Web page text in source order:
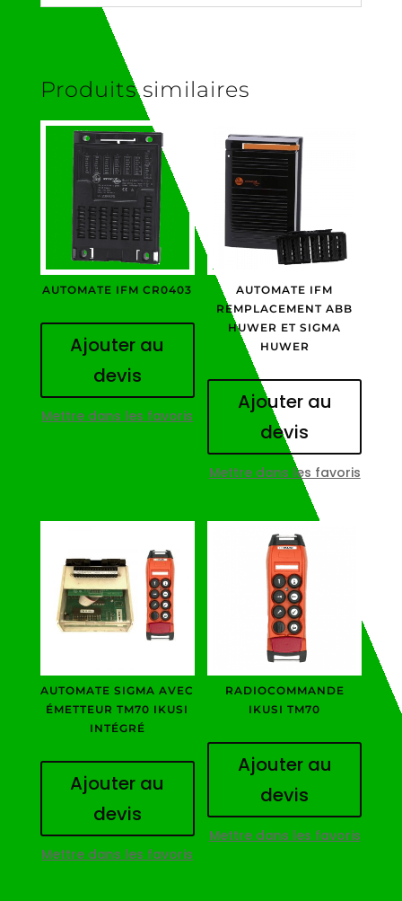
Produits similaires
AUTOMATE IFM CR0403
Ajouter au
devis
Mettre dans les favoris
AUTOMATE IFM
REMPLACEMENT ABB
HUWER ET SIGMA
HUWER
Ajouter au
devis
Mettre dans les favoris
AUTOMATE SIGMA AVEC
ÉMETTEUR TM70 IKUSI
INTÉGRÉ
Ajouter au
devis
Mettre dans les favoris
RADIOCOMMANDE
IKUSI TM70
Ajouter au
devis
Mettre dans les favoris